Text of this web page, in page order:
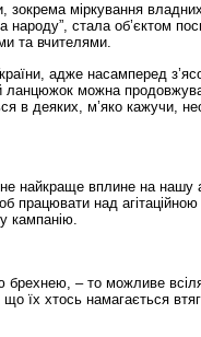
міркування
народу”, стала об’єктом
та вчителями.
адже насамперед
ланцюжок можна
в деяких, м’яко кажучи,
найкраще вплине на нашу
працювати над
кампанію.
брехнею, – то можливе
їх хтось намагається